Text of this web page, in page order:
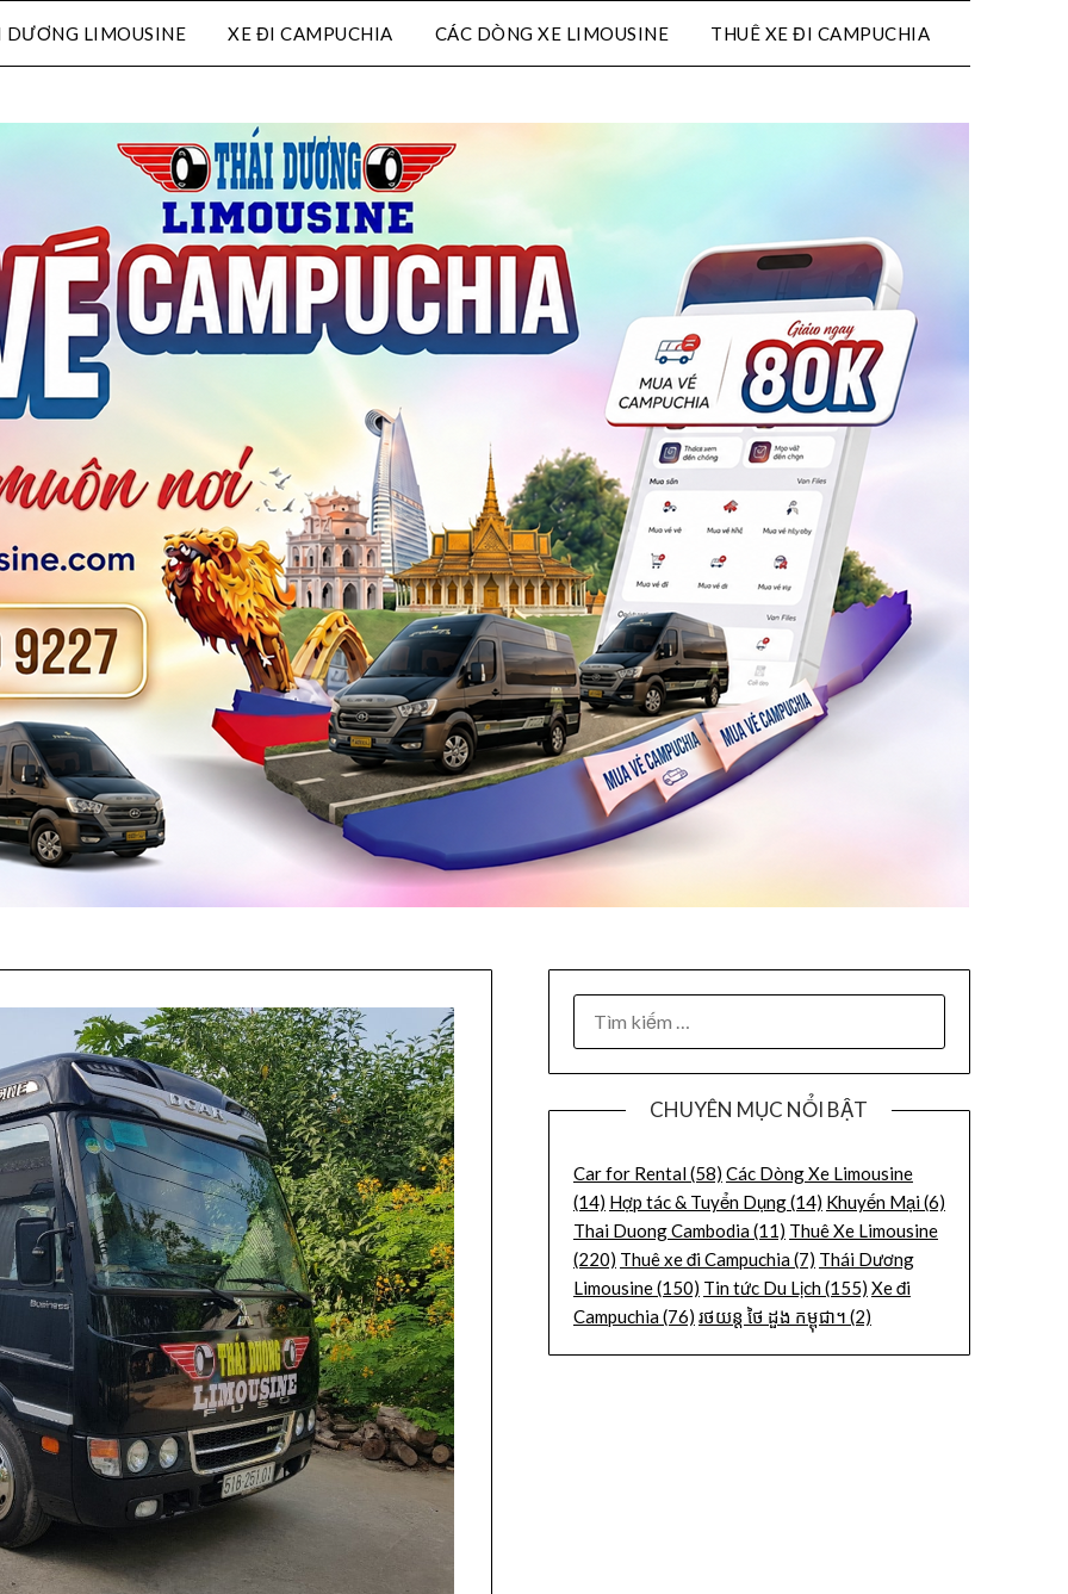
DƯƠNG LIMOUSINE XE ĐI CAMPUCHIA CÁC DÒNG XE LIMOUSINE THUÊ XE ĐI CAMPUCHIA
CHUYÊN MỤC NỔI BẬT
Car for Rental(58) Các Dòng Xe Limousine
(14) Hợp tác & Tuyển Dụng(14) Khuyến Mại(6)
Thai Duong Cambodia(11) Thuê Xe Limousine
(220) Thuê xe đi Campuchia(7) Thái Dương
Limousine(150) Tin tức Du Lịch(155) Xe đi
Campuchia(76) រថយន្ត ថៃ ដួង កម្ពុជា។ (2)